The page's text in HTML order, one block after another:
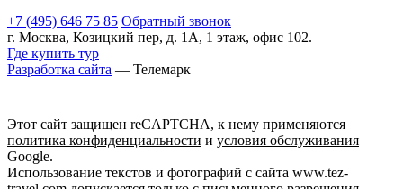
+7 (495) 646 75 85 Обратный звонок
г. Москва, Козицкий пер, д. 1А, 1 этаж, офис 102.
Где купить тур
Разработка сайта — Телемарк
Этот сайт защищен reCAPTCHA, к нему применяются
политика конфиденциальности и условия обслуживания
Google.
Использование текстов и фотографий с сайта www.tez-